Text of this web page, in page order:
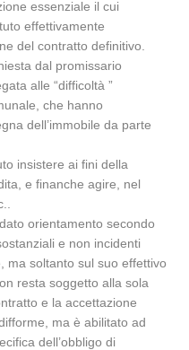
essenziale il cui
effettivamente
del contratto definitivo.
dal promissario
alle “difficoltà ”
che hanno
dell’immobile da parte
insistere ai fini della
e finanche agire, nel
orientamento secondo
e non incidenti
ma soltanto sul suo effettivo
resta soggetto alla sola
e la accettazione
ma è abilitato ad
dell’obbligo di